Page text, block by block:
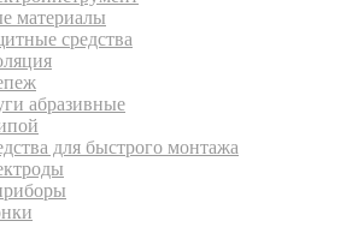
материалы
средства
абразивные
для быстрого монтажа